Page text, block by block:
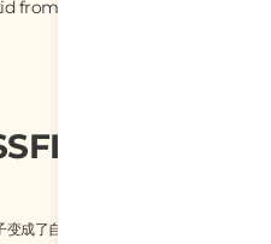
儿童养成健
成了自信的领袖，曾经经常生病的孩子